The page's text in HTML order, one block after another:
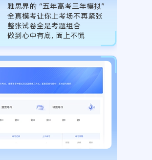
雅思界的“五年高考三年模拟”
全真模考让你上考场不再紧张
整张试卷全是考题组合
做到心中有底，面上不慌